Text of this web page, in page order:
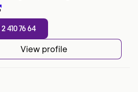
2 410 76 64
View profile